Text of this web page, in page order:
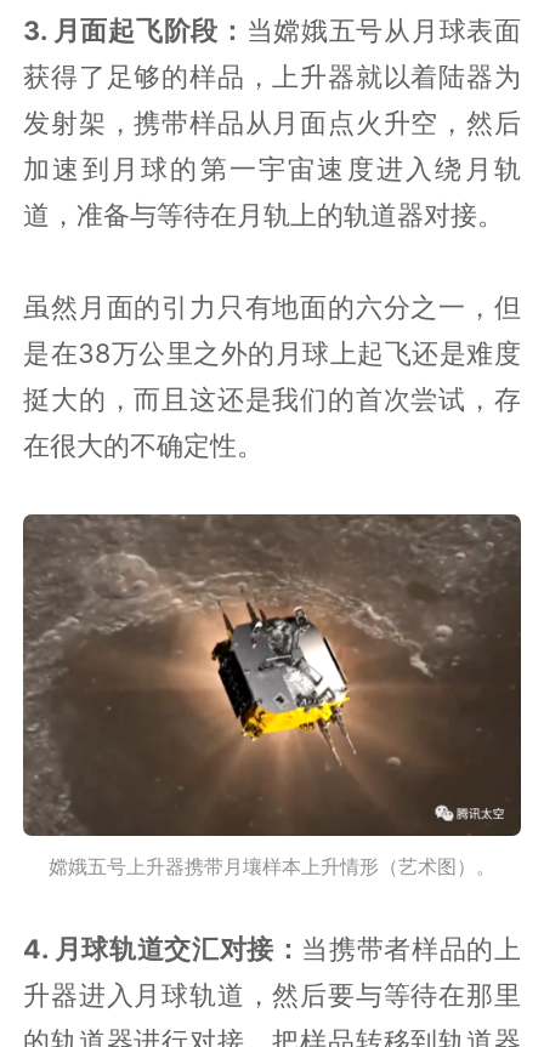
3. 月面起飞阶段： 当嫦娥五号从月球表面
获得了足够的样品，上升器就以着陆器为
发射架，携带样品从月面点火升空，然后
加速到月球的第一宇宙速度进入绕月轨
道，准备与等待在月轨上的轨道器对接。
虽然月面的引力只有地面的六分之一，但
是在38万公里之外的月球上起飞还是难度
挺大的，而且这还是我们的首次尝试，存
在很大的不确定性。
嫦娥五号上升器携带月壤样本上升情形（艺术图）。
4. 月球轨道交汇对接： 当携带者样品的上
升器进入月球轨道，然后要与等待在那里
的轨道器进行对接，把样品转移到轨道器